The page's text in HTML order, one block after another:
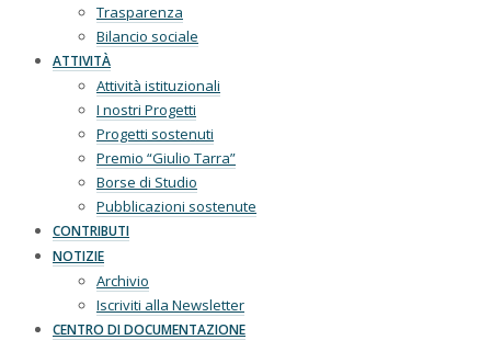
Trasparenza
Bilancio sociale
ATTIVITÀ
Attività istituzionali
I nostri Progetti
Progetti sostenuti
Premio “Giulio Tarra”
Borse di Studio
Pubblicazioni sostenute
CONTRIBUTI
NOTIZIE
Archivio
Iscriviti alla Newsletter
CENTRO DI DOCUMENTAZIONE